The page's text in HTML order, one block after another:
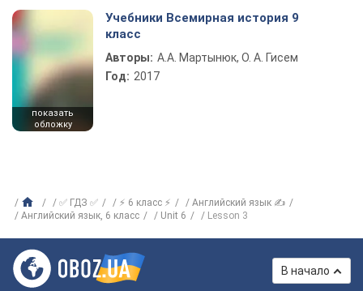
показать
обложку
Учебники Всемирная история 9
класс
Авторы: А.А. Мартынюк, О. А. Гисем
Год: 2017
✅ ГДЗ ✅ ⚡ 6 класс ⚡
Английский язык ✍
Английский язык, 6 класс
Unit 6 Lesson 3
В начало